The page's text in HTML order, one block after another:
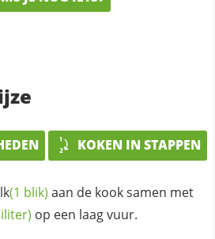
KOKEN IN STAPPEN
(1 blik) aan de kook samen met
op een laag vuur.